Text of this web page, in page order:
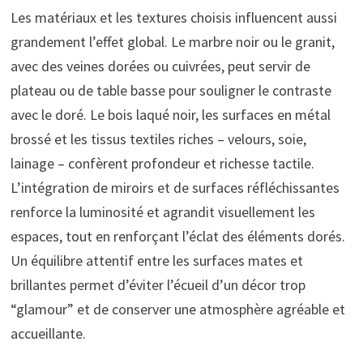
Les matériaux et les textures choisis influencent aussi
grandement l’effet global. Le marbre noir ou le granit,
avec des veines dorées ou cuivrées, peut servir de
plateau ou de table basse pour souligner le contraste
avec le doré. Le bois laqué noir, les surfaces en métal
brossé et les tissus textiles riches – velours, soie,
lainage – confèrent profondeur et richesse tactile.
L’intégration de miroirs et de surfaces réfléchissantes
renforce la luminosité et agrandit visuellement les
espaces, tout en renforçant l’éclat des éléments dorés.
Un équilibre attentif entre les surfaces mates et
brillantes permet d’éviter l’écueil d’un décor trop
“glamour” et de conserver une atmosphère agréable et
accueillante.